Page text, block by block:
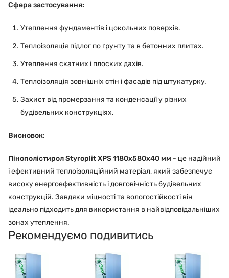
Сфера застосування:
Утеплення фундаментів і цокольних поверхів.
Теплоізоляція підлог по ґрунту та в бетонних плитах.
Утеплення скатних і плоских дахів.
Теплоізоляція зовнішніх стін і фасадів під штукатурку.
Захист від промерзання та конденсації у різних
будівельних конструкціях.
Висновок:
Пінополістирол Styroplit XPS 1180x580x40 мм - це надійний
і ефективний теплоізоляційний матеріал, який забезпечує
високу енергоефективність і довговічність будівельних
конструкцій. Завдяки міцності та вологостійкості він
ідеально підходить для використання в найвідповідальніших
зонах утеплення.
Рекомендуємо подивитись